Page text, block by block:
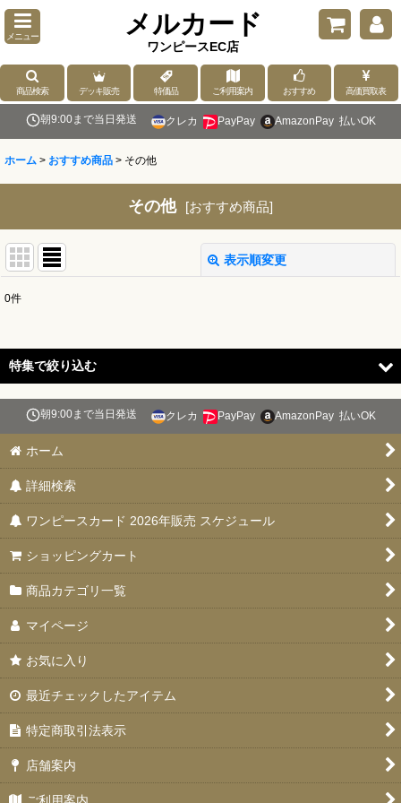
メニュー メルカード
ワンピースEC店
商品検索 デッキ販売 特価品 ご利用案内 おすすめ 高価買取表
朝9:00まで当日発送 クレカ PayPay AmazonPay 払いOK
ホーム > おすすめ商品 > その他
その他 [おすすめ商品]
表示順変更
並び順:
0件
特集で絞り込む
スタートデッキ 【ST-31〜36】
ブースターパック 決戦の刻【OP-16】
特価品
デッキ販売
プロモカード
ドン！！カード
未開封品
エクストラブースター EGGHEAD CRISIS(エッグヘッドクライ
シス)【EB-04】
朝9:00まで当日発送 クレカ PayPay AmazonPay 払いOK
ホーム
詳細検索
ワンピースカード 2026年販売 スケジュール
ショッピングカート
商品カテゴリ一覧
マイページ
お気に入り
最近チェックしたアイテム
特定商取引法表示
店舗案内